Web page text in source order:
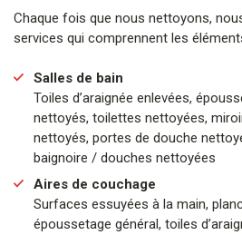
Chaque fois que nous nettoyons,
services qui comprennent les
Salles de bain
Toiles d’araignée enlevées,
nettoyés, toilettes nettoyées,
nettoyés, portes de douche
baignoire / douches nettoyées
Aires de couchage
Surfaces essuyées à la main,
époussetage général, toiles